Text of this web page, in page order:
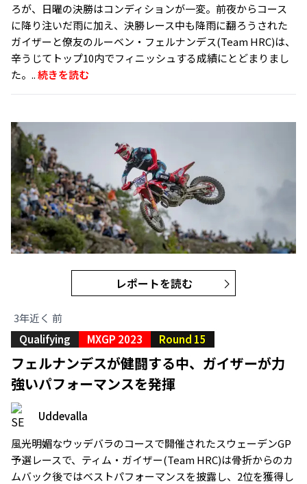
ろが、日曜の決勝はコンディションが一変。前夜からコース
に降り注いだ雨に加え、決勝レース中も降雨に翻ろうされた
ガイザーと僚友のルーベン・フェルナンデス(Team HRC)は、
辛うじてトップ10内でフィニッシュする成績にとどまりまし
た。..続きを読む
レポートを読む
3年近く 前
Qualifying
MXGP 2023 Round 15
フェルナンデスが健闘する中、ガイザーが力
強いパフォーマンスを発揮
Uddevalla
風光明媚なウッデバラのコースで開催されたスウェーデンGP
予選レースで、ティム・ガイザー(Team HRC)は骨折からのカ
ムバック後ではベストパフォーマンスを披露し、2位を獲得し